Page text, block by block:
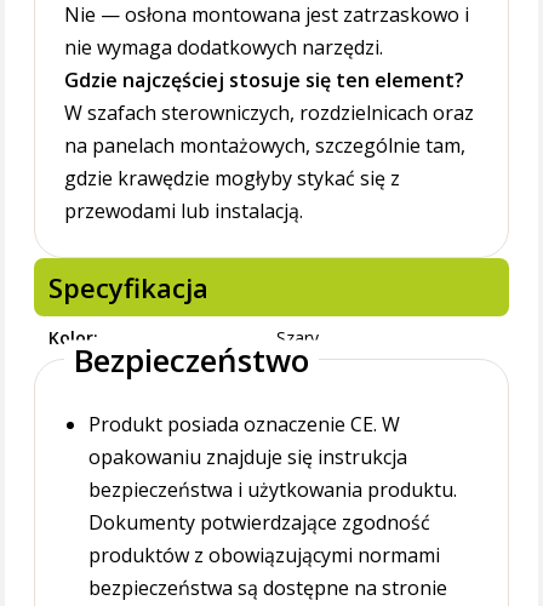
Nie — osłona montowana jest zatrzaskowo i
nie wymaga dodatkowych narzędzi.
Gdzie najczęściej stosuje się ten element?
W szafach sterowniczych, rozdzielnicach oraz
na panelach montażowych, szczególnie tam,
gdzie krawędzie mogłyby stykać się z
przewodami lub instalacją.
Specyfikacja
Kolor Szary
Bezpieczeństwo
Produkt posiada oznaczenie CE. W
opakowaniu znajduje się instrukcja
bezpieczeństwa i użytkowania produktu.
Dokumenty potwierdzające zgodność
produktów z obowiązującymi normami
bezpieczeństwa są dostępne na stronie